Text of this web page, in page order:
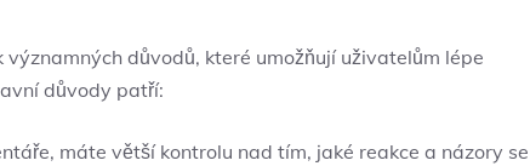
důvodů, které umožňují uživatelům lépe
důvody patří:
máte větší kontrolu nad tím, jaké reakce a názory se